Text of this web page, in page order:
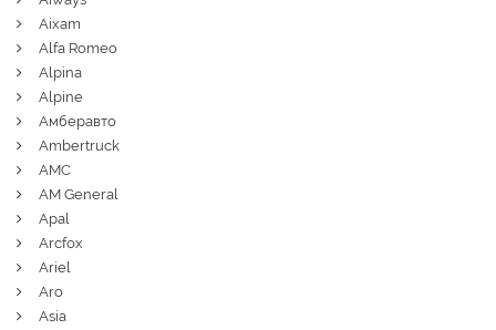
Aixam
Alfa Romeo
Alpina
Alpine
Амберавто
Ambertruck
AMC
AM General
Apal
Arcfox
Ariel
Aro
Asia